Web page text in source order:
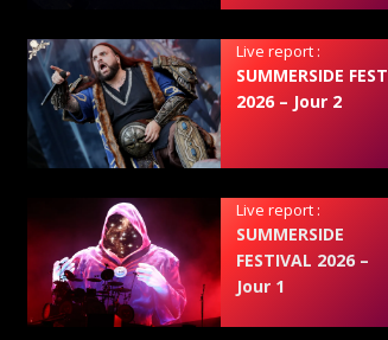
Live report :
SUMMERSIDE FEST
2026 – Jour 2
Live report :
SUMMERSIDE
FESTIVAL 2026 –
Jour 1